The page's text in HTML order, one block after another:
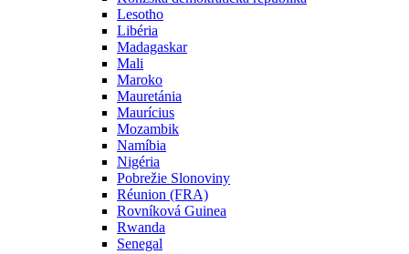
Lesotho
Libéria
Madagaskar
Mali
Maroko
Mauretánia
Maurícius
Mozambik
Namíbia
Nigéria
Pobrežie Slonoviny
Réunion (FRA)
Rovníková Guinea
Rwanda
Senegal